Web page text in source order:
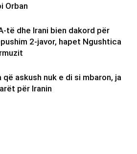
Orban
të dhe Irani bien dakord për
2-javor, hapet Ngushtica
që askush nuk e di si mbaron, ja
për Iranin